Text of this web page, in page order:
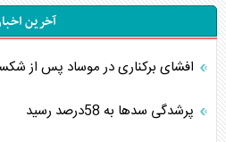
آخرین
افشای برکناری در موساد پس از
پرشدگی سدها به 58درصد رسید